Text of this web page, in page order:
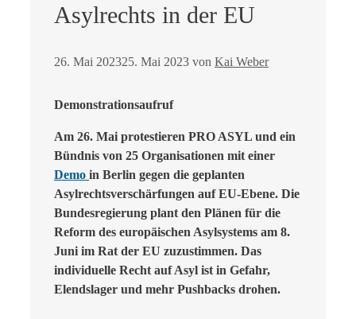
Asylrechts in der EU
26. Mai 202325. Mai 2023 von Kai Weber
Demonstrationsaufruf
Am 26. Mai protestieren PRO ASYL und ein
Bündnis von 25 Organisationen mit einer
Demo in Berlin gegen die geplanten
Asylrechtsverschärfungen auf EU-Ebene. Die
Bundesregierung plant den Plänen für die
Reform des europäischen Asylsystems am 8.
Juni im Rat der EU zuzustimmen. Das
individuelle Recht auf Asyl ist in Gefahr,
Elendslager und mehr Pushbacks drohen.